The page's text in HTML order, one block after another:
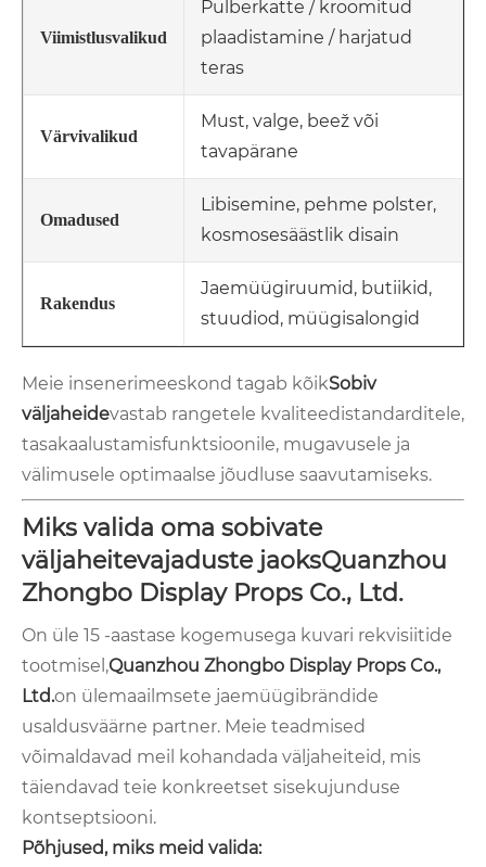
Viimistlusvalikud
Pulberkatte / kroomitud
plaadistamine / harjatud
teras
Värvivalikud
Must, valge, beež või
tavapärane
Omadused
Libisemine, pehme polster,
kosmosesäästlik disain
Rakendus
Jaemüügiruumid, butiikid,
stuudiod, müügisalongid
Meie insenerimeeskond tagab kõikSobiv
väljaheidevastab rangetele kvaliteedistandarditele,
tasakaalustamisfunktsioonile, mugavusele ja
välimusele optimaalse jõudluse saavutamiseks.
Miks valida oma sobivate
väljaheitevajaduste jaoksQuanzhou
Zhongbo Display Props Co., Ltd.
On üle 15 -aastase kogemusega kuvari rekvisiitide
tootmisel,Quanzhou Zhongbo Display Props Co.,
Ltd.on ülemaailmsete jaemüügibrändide
usaldusväärne partner. Meie teadmised
võimaldavad meil kohandada väljaheiteid, mis
täiendavad teie konkreetset sisekujunduse
kontseptsiooni.
Põhjused, miks meid valida: